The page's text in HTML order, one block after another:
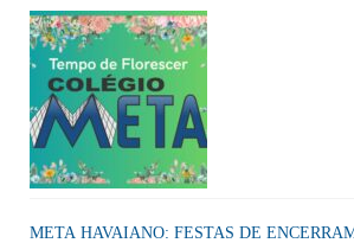
META HAVAIANO: FESTAS DE